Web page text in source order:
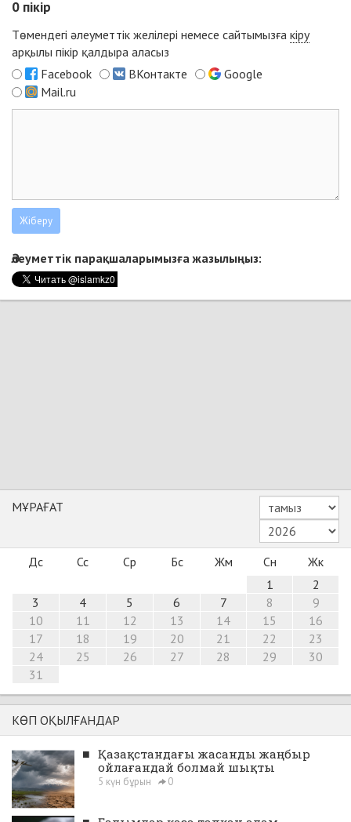
0 пікір
Төмендегі әлеуметтік желілері немесе сайтымызға кіру
арқылы пікір қалдыра аласыз
Facebook
ВКонтакте
Google
Mail.ru
Әлеуметтік парақшаларымызға жазылыңыз:
МҰРАҒАТ
Дс Сс Ср Бс Жм Сн
Жк
1
2
3
4 5 6 7 8
9
10
11 12 13 14 15
16
17
18 19 20 21 22
23
24
25 26 27 28 29
30
31
КӨП ОҚЫЛҒАНДАР
■ Қазақстандағы жасанды жаңбыр
ойлағандай болмай шықты
5 күн бұрын 0